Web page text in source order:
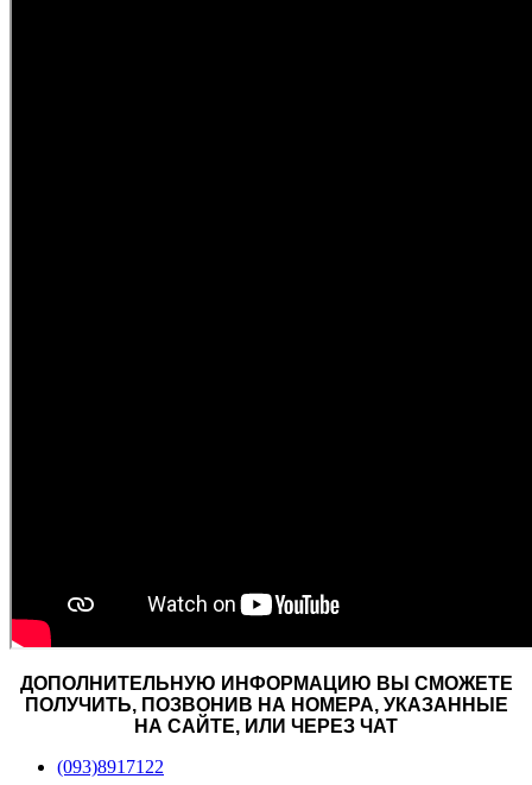
ДОПОЛНИТЕЛЬНУЮ ИНФОРМАЦИЮ ВЫ СМОЖЕТЕ
ПОЛУЧИТЬ, ПОЗВОНИВ НА НОМЕРА, УКАЗАННЫЕ
НА САЙТЕ, ИЛИ ЧЕРЕЗ ЧАТ
(093)8917122